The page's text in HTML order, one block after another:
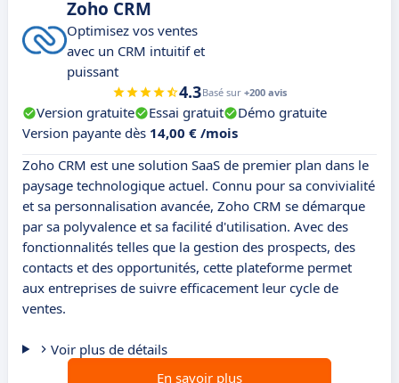
Zoho CRM
Optimisez vos ventes
avec un CRM intuitif et
puissant
4.3Basé sur +200 avis
Version gratuite Essai gratuit
Démo gratuite
Version payante dès 14,00 € /mois
Zoho CRM est une solution SaaS de premier plan dans le
paysage technologique actuel. Connu pour sa convivialité
et sa personnalisation avancée, Zoho CRM se démarque
par sa polyvalence et sa facilité d'utilisation. Avec des
fonctionnalités telles que la gestion des prospects, des
contacts et des opportunités, cette plateforme permet
aux entreprises de suivre efficacement leur cycle de
ventes.
Voir plus de détails
En savoir plus